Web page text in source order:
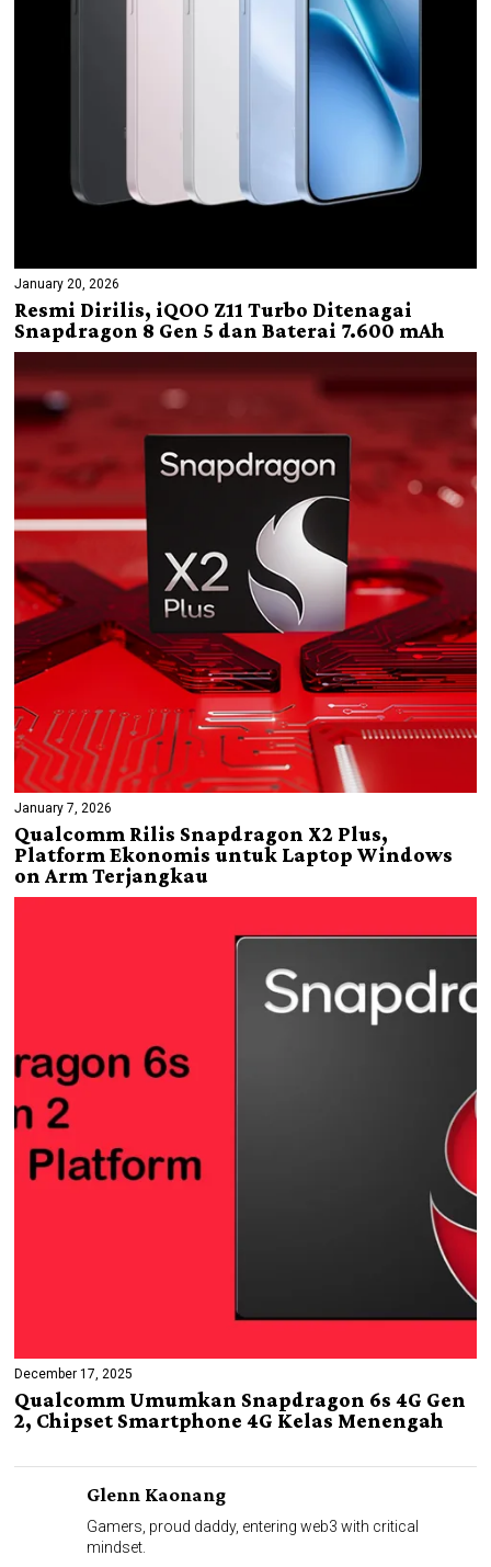
January 20, 2026
Resmi Dirilis, iQOO Z11 Turbo Ditenagai
Snapdragon 8 Gen 5 dan Baterai 7.600 mAh
January 7, 2026
Qualcomm Rilis Snapdragon X2 Plus,
Platform Ekonomis untuk Laptop Windows
on Arm Terjangkau
December 17, 2025
Qualcomm Umumkan Snapdragon 6s 4G Gen
2, Chipset Smartphone 4G Kelas Menengah
Glenn Kaonang
Gamers, proud daddy, entering web3 with critical
mindset.